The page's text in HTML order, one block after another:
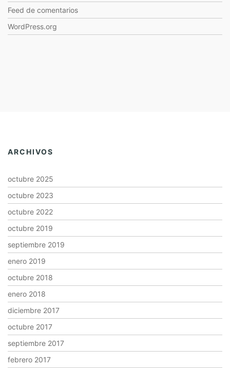
Feed de comentarios
WordPress.org
ARCHIVOS
octubre 2025
octubre 2023
octubre 2022
octubre 2019
septiembre 2019
enero 2019
octubre 2018
enero 2018
diciembre 2017
octubre 2017
septiembre 2017
febrero 2017